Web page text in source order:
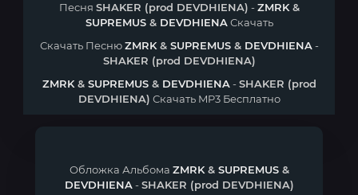
Песня SHAKER (prod DEVDHIENA) -ZMRK&
SUPREMUS& DEVDHIENAСкачать
Скачать ПеснюZMRK& SUPREMUS& DEVDHIENA-
SHAKER (prod DEVDHIENA)
ZMRK& SUPREMUS& DEVDHIENA-SHAKER (prod
DEVDHIENA) Скачать MP3 Бесплатно
Обложка Альбома ZMRK& SUPREMUS&
DEVDHIENA-SHAKER (prod DEVDHIENA)